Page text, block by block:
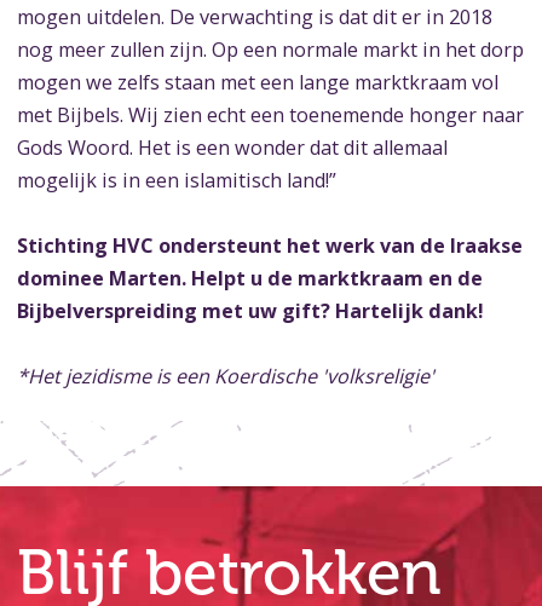
mogen uitdelen. De verwachting is dat dit er in 2018
nog meer zullen zijn. Op een normale markt in het dorp
mogen we zelfs staan met een lange marktkraam vol
met Bijbels. Wij zien echt een toenemende honger naar
Gods Woord. Het is een wonder dat dit allemaal
mogelijk is in een islamitisch land!”
Stichting HVC ondersteunt het werk van de Iraakse
dominee Marten. Helpt u de marktkraam en de
Bijbelverspreiding met uw gift? Hartelijk dank!
*Het jezidisme is een Koerdische 'volksreligie'
Blijf betrokken